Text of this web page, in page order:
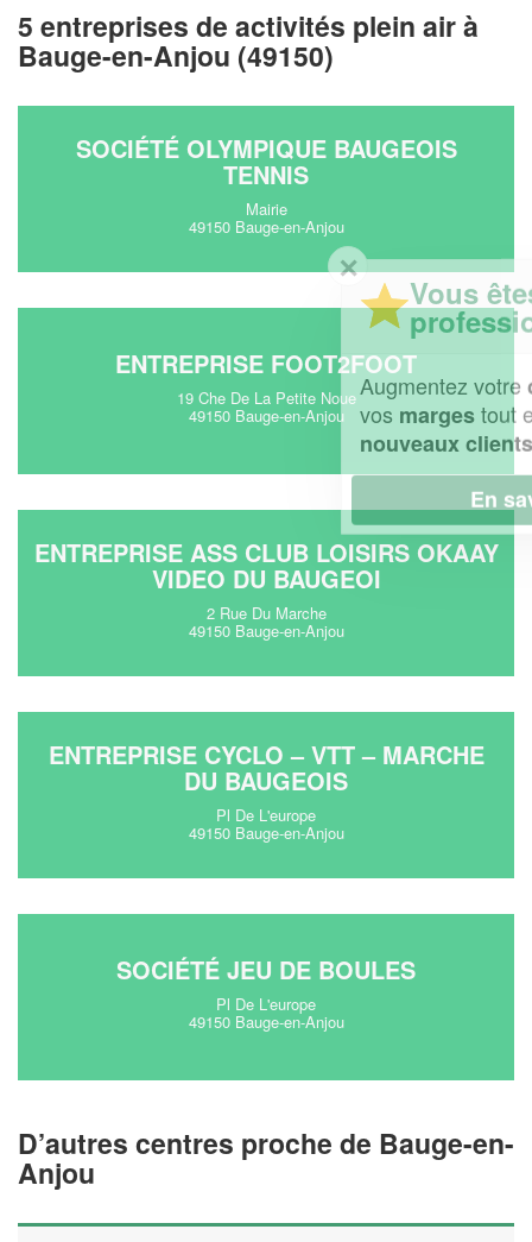
5 entreprises de activités plein air à
Bauge-en-Anjou (49150)
SOCIÉTÉ OLYMPIQUE BAUGEOIS
TENNIS
Mairie
49150 Bauge-en-Anjou
ENTREPRISE FOOT2FOOT
19 Che De La Petite Noue
49150 Bauge-en-Anjou
ENTREPRISE ASS CLUB LOISIRS OKAAY
VIDEO DU BAUGEOI
2 Rue Du Marche
49150 Bauge-en-Anjou
ENTREPRISE CYCLO – VTT – MARCHE
DU BAUGEOIS
Pl De L'europe
49150 Bauge-en-Anjou
SOCIÉTÉ JEU DE BOULES
Pl De L'europe
49150 Bauge-en-Anjou
D’autres centres proche de Bauge-en-
Anjou
✕
Vous êtes un
professionnel ?
Augmentez votre chiffre d'affaireset
vosmargestout en gagnant de